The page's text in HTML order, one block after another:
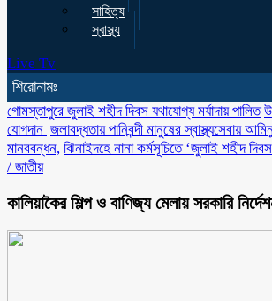
সাহিত্য
স্বাস্থ্য
Live Tv
শিরোনামঃ
গোমস্তাপুরে জুলাই শহীদ দিবস যথাযোগ্য মর্যাদায় পালিত
যোগদান ‎ জলাবদ্ধতায় পানিবন্দী মানুষের স্বাস্থ্যসেবায়
মানববন্ধন, ঝিনাইদহে নানা কর্মসূচিতে ‘জুলাই শহীদ
/ জাতীয়
‎কালিয়াকৈর শিল্প ও বাণিজ্য মেলায় সরকারি